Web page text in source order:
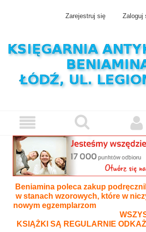
Zarejestruj się Zaloguj
Beniamina poleca zakup
w stanach wzorowych, które w
nowym
WSZYSTKIE
KSIĄŻKI SĄ REGULARNIE